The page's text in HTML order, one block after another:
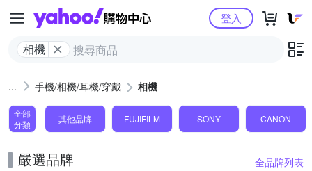
Yahoo購物中心
相機
登入
手機/相機/耳機/穿戴 相機
全部
分類
其他品牌 FUJIFILM SONY CANON
嚴選品牌 全品牌列表